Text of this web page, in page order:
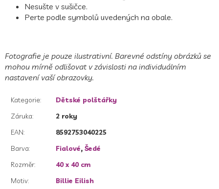
Nesušte v sušičce.
Perte podle symbolů uvedených na obale.
Fotografie je pouze ilustrativní. Barevné odstíny obrázků se
mohou mírně odlišovat v závislosti na individuálním
nastavení vaší obrazovky.
Kategorie:
Dětské polštářky
Záruka:
2 roky
EAN:
8592753040225
Barva: Fialové, Šedé
Rozměr:
40 x 40 cm
Motiv:
Billie Eilish